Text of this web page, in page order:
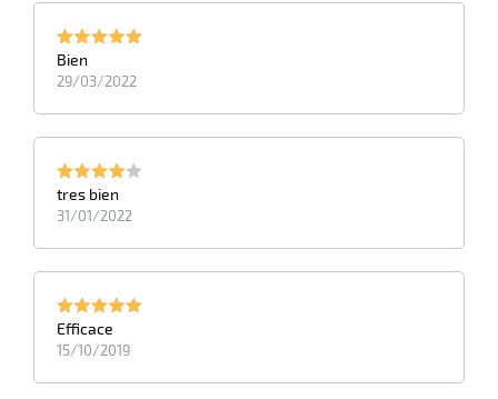
Bien
29/03/2022
tres bien
31/01/2022
Efficace
15/10/2019